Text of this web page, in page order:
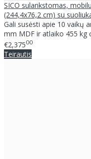
SICO sulankstomas,
(244,4x76,2 cm) su
Gali susėsti apie 10 vaikų
mm MDF ir atlaiko 455 kg
€2,37500
Teirautis